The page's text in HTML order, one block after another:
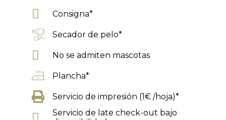
Consigna*
Secador de pelo*
No se admiten mascotas
Plancha*
Servicio de impresión (1€ /hoja)*
Servicio de late check-out bajo